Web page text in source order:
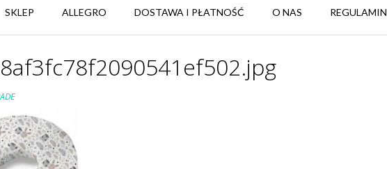
SKLEP ALLEGRO DOSTAWA I PŁATNOŚĆ O NAS REGULAMIN